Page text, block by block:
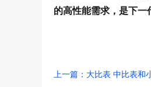
的高性能需求，是下一